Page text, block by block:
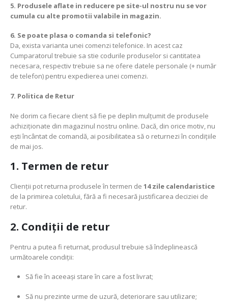
5. Produsele aflate in reducere pe site-ul nostru nu se vor
cumula cu alte promotii valabile in magazin.
6. Se poate plasa o comanda si telefonic?
Da, exista varianta unei comenzi telefonice. In acest caz
Cumparatorul trebuie sa stie codurile produselor si cantitatea
necesara, respectiv trebuie sa ne ofere datele personale (+ număr
de telefon) pentru expedierea unei comenzi.
7. Politica de Retur
Ne dorim ca fiecare client să fie pe deplin mulțumit de produsele
achiziționate din magazinul nostru online. Dacă, din orice motiv, nu
ești încântat de comandă, ai posibilitatea să o returnezi în condițiile
de mai jos.
1. Termen de retur
Clienții pot returna produsele în termen de 14 zile calendaristice
de la primirea coletului, fără a fi necesară justificarea deciziei de
retur.
2. Condiții de retur
Pentru a putea fi returnat, produsul trebuie să îndeplinească
următoarele condiții:
Să fie în aceeași stare în care a fost livrat;
Să nu prezinte urme de uzură, deteriorare sau utilizare;